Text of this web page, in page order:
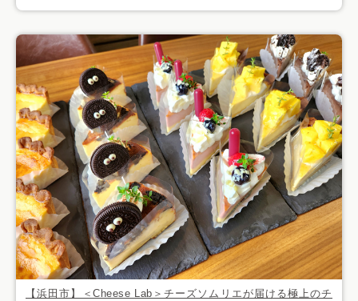
【浜田市】＜Cheese Lab＞チーズソムリエが届ける極上のチ